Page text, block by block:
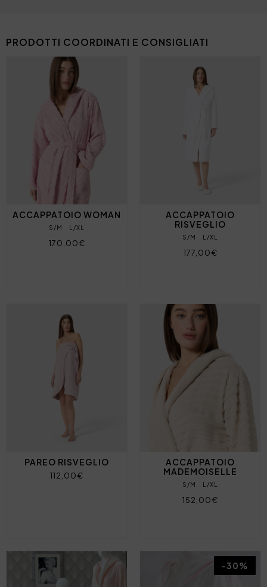
PRODOTTI COORDINATI E CONSIGLIATI
ACCAPPATOIO WOMAN
S/M L/XL
170,00€
ACCAPPATOIO
RISVEGLIO
S/M L/XL
177,00€
PAREO RISVEGLIO
112,00€
ACCAPPATOIO
MADEMOISELLE
S/M L/XL
152,00€
-30%